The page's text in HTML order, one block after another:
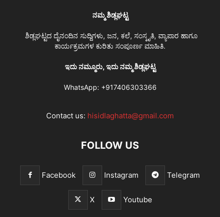
ನಮ್ಮ ಶಿಡ್ಲಘಟ್ಟ
ಶಿಡ್ಲಘಟ್ಟದ ದೈನಂದಿನ ಸುದ್ದಿಗಳು, ಜನ, ಕಲೆ, ಸಂಸ್ಕೃತಿ, ವ್ಯಾಪಾರ ಹಾಗೂ
ಕಾರ್ಯಕ್ರಮಗಳ ಕುರಿತು ಸಂಪೂರ್ಣ ಮಾಹಿತಿ.
ಇದು ನಮ್ಮೂರು, ಇದು ನಮ್ಮ ಶಿಡ್ಲಘಟ್ಟ
WhatsApp: +917406303366
Contact us: hisidlaghatta@gmail.com
FOLLOW US
Facebook Instagram Telegram
X Youtube